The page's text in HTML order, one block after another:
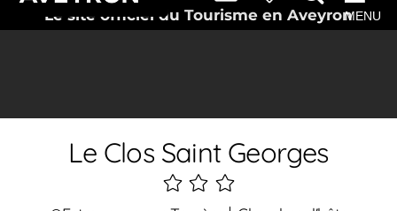
Le site officiel du Tourisme en AveyronMENU
Le Clos Saint Georges
3
étoiles